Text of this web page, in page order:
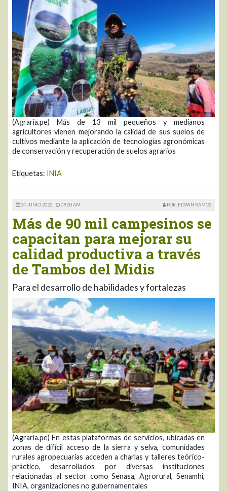
(Agraria.pe) Más de 13 mil pequeños y medianos
agricultores vienen mejorando la calidad de sus suelos de
cultivos mediante la aplicación de tecnologías agronómicas
de conservación y recuperación de suelos agrarios
Etiquetas: INIA
24 JUNIO 2022 | 09:00 AM POR: EDWIN RAMOS
Más de 90 mil campesinos se
capacitan para mejorar su
calidad productiva a través
de Tambos del Midis
Para el desarrollo de habilidades y fortalezas
(Agraria.pe) En estas plataformas de servicios, ubicadas en
zonas de difícil acceso de la sierra y selva, comunidades
rurales agropecuarias acceden a charlas y talleres teórico-
práctico, desarrollados por diversas instituciones
relacionadas al sector como Senasa, Agrorural, Senamhi,
INIA, organizaciones no gubernamentales